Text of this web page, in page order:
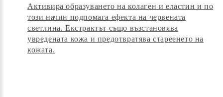
Активира образуването на колаген и еластин и по
този начин подпомага ефекта на червената
светлина. Екстрактът също възстановява
увредената кожа и предотвратява стареенето на
кожата.